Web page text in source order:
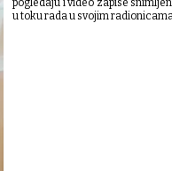
pogledaju i video zapise
u toku rada u svojim